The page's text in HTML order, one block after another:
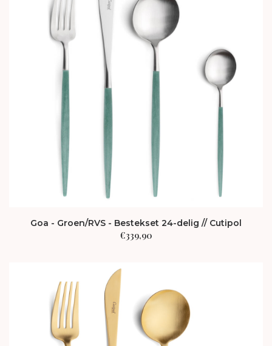
Goa - Groen/RVS - Bestekset 24-delig // Cutipol
€339,90